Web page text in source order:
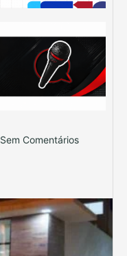
Sem Comentários